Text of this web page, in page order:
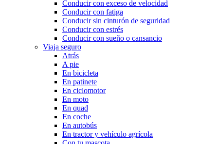
Conducir con exceso de velocidad
Conducir con fatiga
Conducir sin cinturón de seguridad
Conducir con estrés
Conducir con sueño o cansancio
Viaja seguro
Atrás
A pie
En bicicleta
En patinete
En ciclomotor
En moto
En quad
En coche
En autobús
En tractor y vehículo agrícola